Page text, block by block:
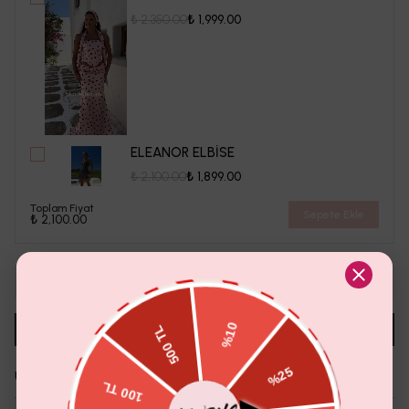
₺ 1,999.00
ELEANOR ELBİSE
₺ 1,899.00
Toplam Fiyat
₺ 2,100.00
Sepete Ekle
Aradığın Beden Tükendi Mi? Whatsapp'tan Sor
Ürün Detayı